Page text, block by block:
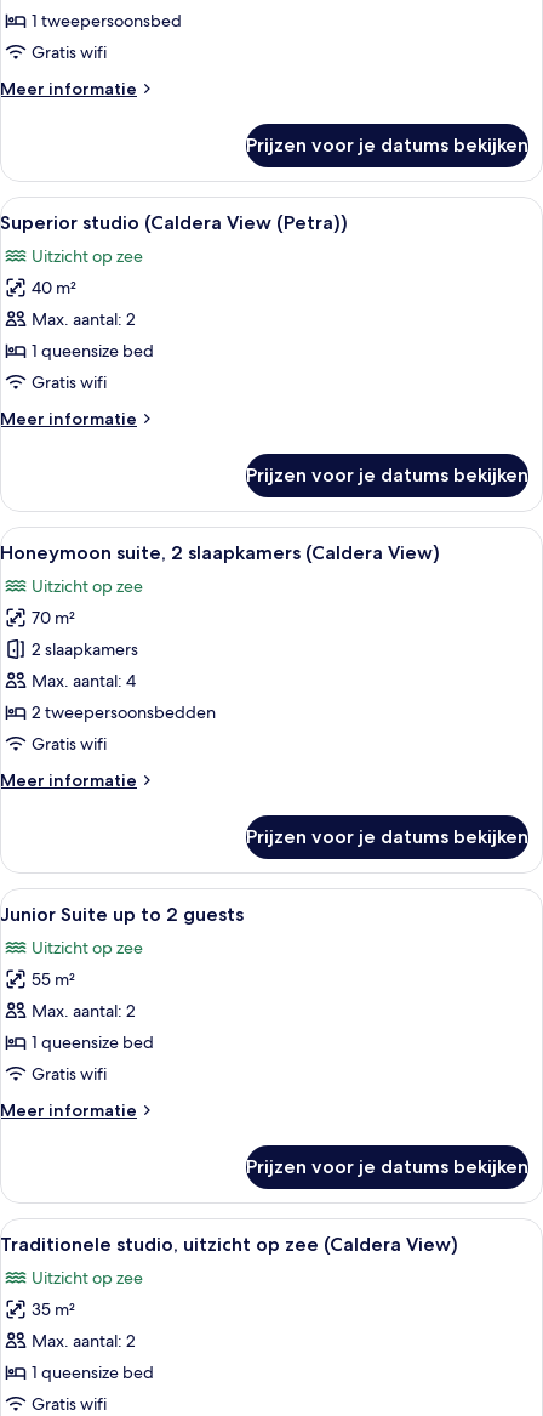
View
(Petra))
1 tweepersoonsbed
Gratis wifi
Meer informatie
Meer
(Caldera
View
(Petra))
Prijzen voor je datums bekijken
Alle
foto's
voor
Superior
studio
(Caldera
View
laden
Een moderne slaapkamer met een
9
Superior studio (Caldera View (Petra))
Uitzicht op zee
40 m²
Max. aantal: 2
1 queensize bed
Gratis wifi
Meer informatie
Meer
studio
(Caldera
View
(Petra))
Prijzen voor je datums bekijken
Alle
foto's
voor
Honeymoon
suite,
2
slaapkamers
(Caldera
laden
Een slaapkamer met een gebogen
8
Honeymoon suite, 2 slaapkamers (Caldera View)
Uitzicht op zee
70 m²
2 slaapkamers
Max. aantal: 4
2 tweepersoonsbedden
Gratis wifi
Meer informatie
Meer
suite,
slaapkamers
View)
Prijzen voor je datums bekijken
Alle
foto's
voor
Junior
Suite
up
to
guests
Een slaapkamer met een groot bed,
5
Junior Suite up to 2 guests
Uitzicht op zee
55 m²
Max. aantal: 2
1 queensize bed
Gratis wifi
Meer informatie
Meer
Suite
up
to
guests
Prijzen voor je datums bekijken
Alle
foto's
voor
Traditionele
studio,
uitzicht
op
Een moderne slaapkamer met een
7
Traditionele studio, uitzicht op zee (Caldera View)
Uitzicht op zee
35 m²
Max. aantal: 2
1 queensize bed
Gratis wifi